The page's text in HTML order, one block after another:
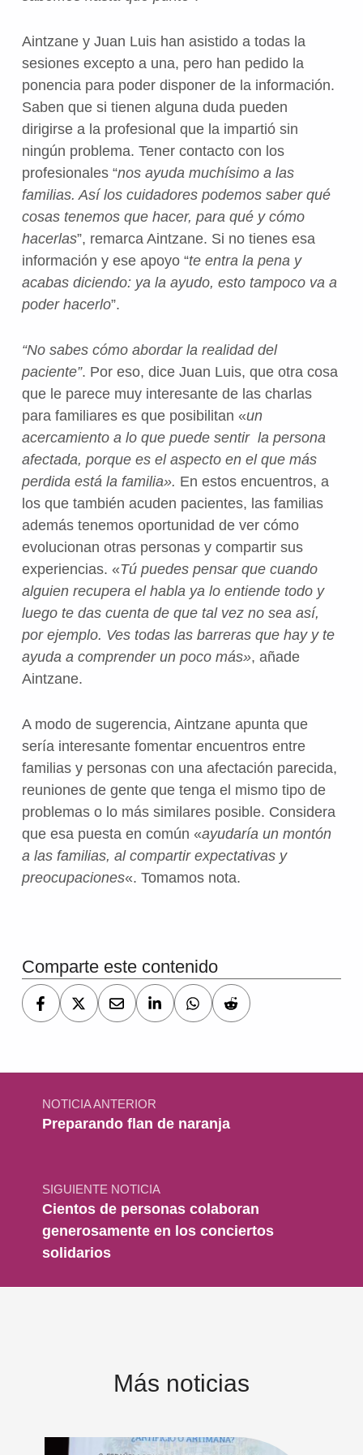
Aintzane y Juan Luis han asistido a todas la
sesiones excepto a una, pero han pedido la
ponencia para poder disponer de la información.
Saben que si tienen alguna duda pueden
dirigirse a la profesional que la impartió sin
ningún problema. Tener contacto con los
profesionales “nos ayuda muchísimo a las
familias. Así los cuidadores podemos saber qué
cosas tenemos que hacer, para qué y cómo
hacerlas”, remarca Aintzane. Si no tienes esa
información y ese apoyo “te entra la pena y
acabas diciendo: ya la ayudo, esto tampoco va a
poder hacerlo”.
“No sabes cómo abordar la realidad del
paciente”. Por eso, dice Juan Luis, que otra cosa
que le parece muy interesante de las charlas
para familiares es que posibilitan «un
acercamiento a lo que puede sentir la persona
afectada, porque es el aspecto en el que más
perdida está la familia». En estos encuentros, a
los que también acuden pacientes, las familias
además tenemos oportunidad de ver cómo
evolucionan otras personas y compartir sus
experiencias. «Tú puedes pensar que cuando
alguien recupera el habla ya lo entiende todo y
luego te das cuenta de que tal vez no sea así,
por ejemplo. Ves todas las barreras que hay y te
ayuda a comprender un poco más», añade
Aintzane.
A modo de sugerencia, Aintzane apunta que
sería interesante fomentar encuentros entre
familias y personas con una afectación parecida,
reuniones de gente que tenga el mismo tipo de
problemas o lo más similares posible. Considera
que esa puesta en común «ayudaría un montón
a las familias, al compartir expectativas y
preocupaciones«. Tomamos nota.
Comparte este contenido
Navegación de entradas
NOTICIA ANTERIOR
Preparando flan de naranja
SIGUIENTE NOTICIA
Cientos de personas colaboran
generosamente en los conciertos
solidarios
Más noticias